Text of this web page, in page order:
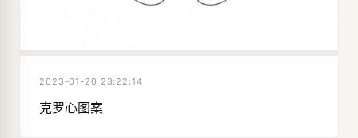
2023-01-20 23:22:14
克罗心图案